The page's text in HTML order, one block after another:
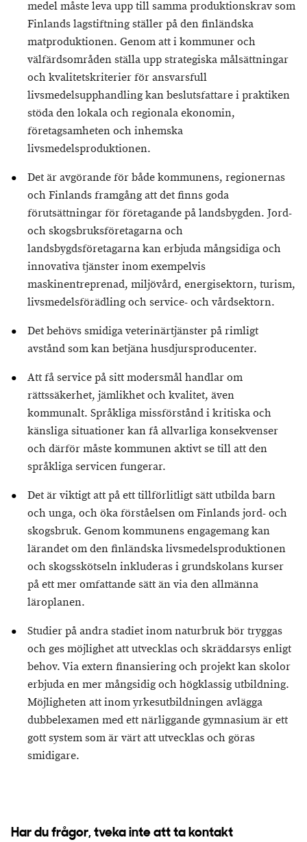
medel måste leva upp till samma produktionskrav som
Finlands lagstiftning ställer på den finländska
matproduktionen. Genom att i kommuner och
välfärdsområden ställa upp strategiska målsättningar
och kvalitetskriterier för ansvarsfull
livsmedelsupphandling kan beslutsfattare i praktiken
stöda den lokala och regionala ekonomin,
företagsamheten och inhemska
livsmedelsproduktionen.
Det är avgörande för både kommunens, regionernas
och Finlands framgång att det finns goda
förutsättningar för företagande på landsbygden. Jord-
och skogsbruksföretagarna och
landsbygdsföretagarna kan erbjuda mångsidiga och
innovativa tjänster inom exempelvis
maskinentreprenad, miljövård, energisektorn, turism,
livsmedelsförädling och service- och vårdsektorn.
Det behövs smidiga veterinärtjänster på rimligt
avstånd som kan betjäna husdjursproducenter.
Att få service på sitt modersmål handlar om
rättssäkerhet, jämlikhet och kvalitet, även
kommunalt. Språkliga missförstånd i kritiska och
känsliga situationer kan få allvarliga konsekvenser
och därför måste kommunen aktivt se till att den
språkliga servicen fungerar.
Det är viktigt att på ett tillförlitligt sätt utbilda barn
och unga, och öka förståelsen om Finlands jord- och
skogsbruk. Genom kommunens engagemang kan
lärandet om den finländska livsmedelsproduktionen
och skogsskötseln inkluderas i grundskolans kurser
på ett mer omfattande sätt än via den allmänna
läroplanen.
Studier på andra stadiet inom naturbruk bör tryggas
och ges möjlighet att utvecklas och skräddarsys enligt
behov. Via extern finansiering och projekt kan skolor
erbjuda en mer mångsidig och högklassig utbildning.
Möjligheten att inom yrkesutbildningen avlägga
dubbelexamen med ett närliggande gymnasium är ett
gott system som är värt att utvecklas och göras
smidigare.
Har du frågor, tveka inte att ta kontakt